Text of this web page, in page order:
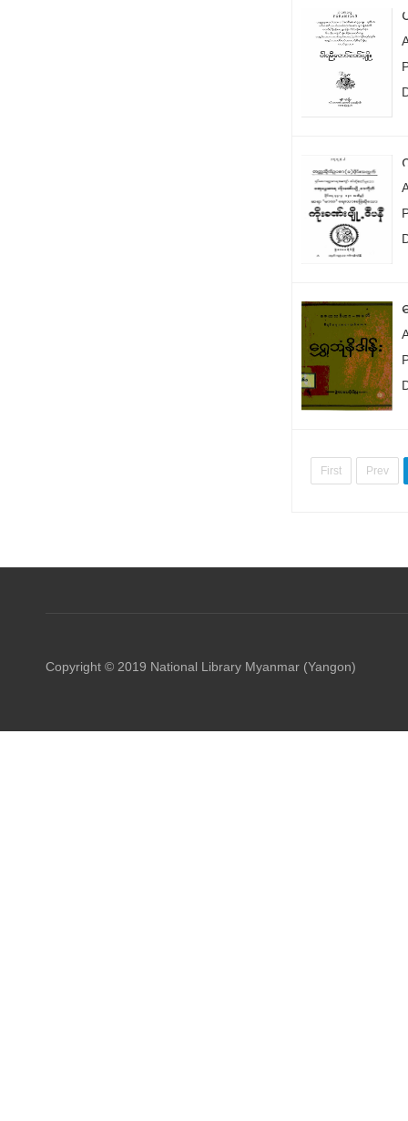
First Prev
Copyright © 2019 National Library Myanmar (Yangon)